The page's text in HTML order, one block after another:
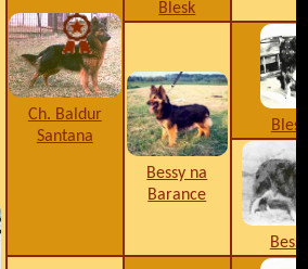
Ch. Baldur
Santana
Blesk
Bessy na
Barance
Blesk
Bessy